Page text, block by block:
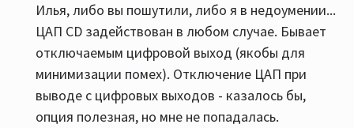
Илья, либо вы пошутили, либо я в недоумении...
ЦАП CD задействован в любом случае. Бывает
отключаемым цифровой выход (якобы для
минимизации помех). Отключение ЦАП при
выводе с цифровых выходов - казалось бы,
опция полезная, но мне не попадалась.